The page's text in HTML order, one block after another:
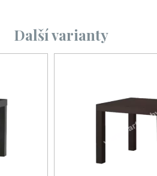
Další varianty